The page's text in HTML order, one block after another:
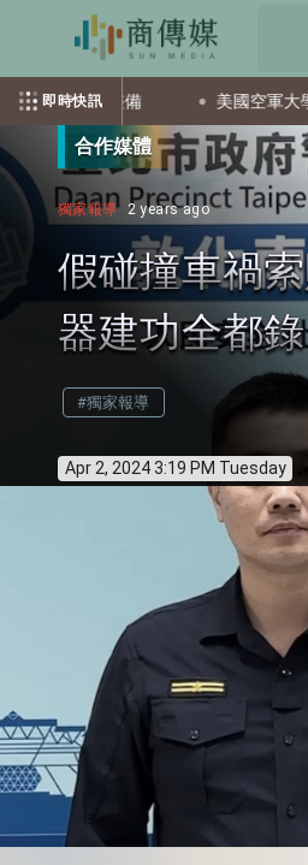
即時快訊
藥還屯整備 美國空軍大學出
合作媒體
獨家報導 2 years ago
假碰撞車禍
器建功全都錄
#獨家報導
Apr 2, 2024 3:19 PM Tuesday